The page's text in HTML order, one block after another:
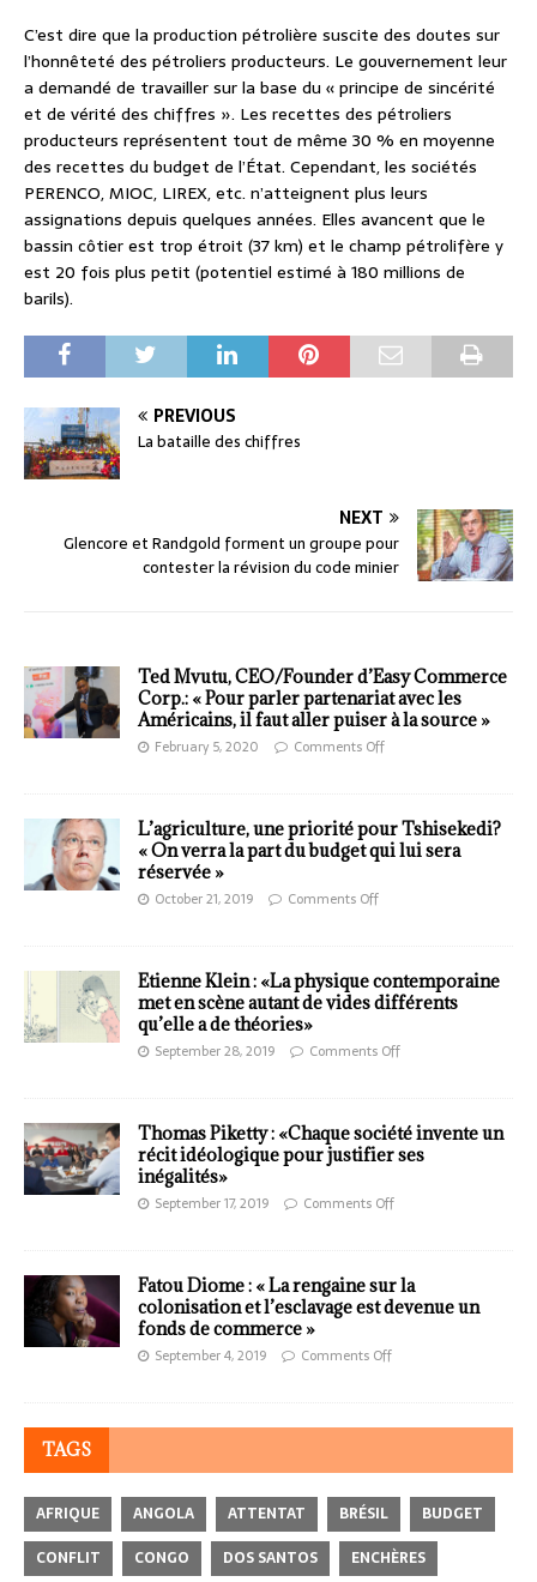
C’est dire que la production pétrolière suscite des doutes sur
l’honnêteté des pétroliers producteurs. Le gouvernement leur
a demandé de travailler sur la base du « principe de sincérité
et de vérité des chiffres ». Les recettes des pétroliers
producteurs représentent tout de même 30 % en moyenne
des recettes du budget de l’État. Cependant, les sociétés
PERENCO, MIOC, LIREX, etc. n’atteignent plus leurs
assignations depuis quelques années. Elles avancent que le
bassin côtier est trop étroit (37 km) et le champ pétrolifère y
est 20 fois plus petit (potentiel estimé à 180 millions de
barils).
PREVIOUS
La bataille des chiffres
NEXT
Glencore et Randgold forment un groupe pour
contester la révision du code minier
Ted Mvutu, CEO/Founder d’Easy Commerce
Corp.: « Pour parler partenariat avec les
Américains, il faut aller puiser à la source »
February 5, 2020 Comments Off
L’agriculture, une priorité pour Tshisekedi?
« On verra la part du budget qui lui sera
réservée »
October 21, 2019 Comments Off
Etienne Klein : «La physique contemporaine
met en scène autant de vides différents
qu’elle a de théories»
September 28, 2019 Comments Off
Thomas Piketty : «Chaque société invente un
récit idéologique pour justifier ses
inégalités»
September 17, 2019 Comments Off
Fatou Diome : « La rengaine sur la
colonisation et l’esclavage est devenue un
fonds de commerce »
September 4, 2019 Comments Off
TAGS
AFRIQUE ANGOLA ATTENTAT BRÉSIL
BUDGET
CONFLIT
CONGO DOS SANTOS ENCHÈRES